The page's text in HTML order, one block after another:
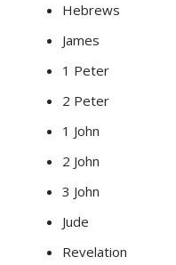
Hebrews
James
1 Peter
2 Peter
1 John
2 John
3 John
Jude
Revelation